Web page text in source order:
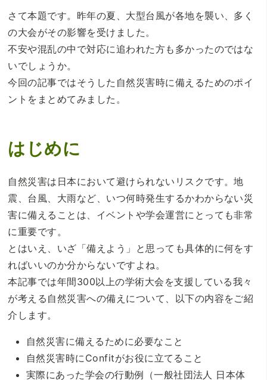
さて本題です。昨年の夏、大型台風が各地を襲い、多く
の大会がその影響を受けました。
不安や混乱の中で対応に追われた方も多かったのではな
いでしょうか。
今回の記事ではそうした自然災害時に備えるためのポイ
ントをまとめてみました。
はじめに
自然災害は日本において避けられないリスクです。地
震、台風、大雨など、いつ何時発生するかわからない災
害に備えることは、イベントや学会運営にとっても非常
に重要です。
とはいえ、いざ「備えよう」と思っても具体的に何をす
ればいいのか分からないですよね。
本記事では年間300以上の学術大会を支援している我々
が考える自然災害への備えについて、以下の内容をご紹
介します。
自然災害に備えるために必要なこと
自然災害時にConfitがお役に立てること
実際にあった学会の行動例（一般社団法人 日本体